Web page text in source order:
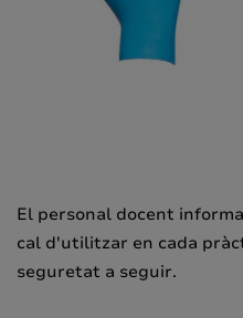
El personal docent
cal d'utilitzar en cada
seguretat a seguir.